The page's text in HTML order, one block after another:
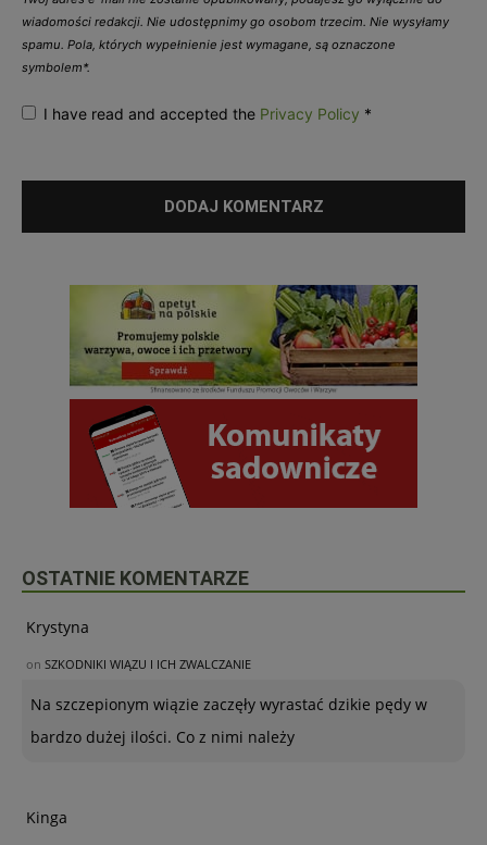
wiadomości redakcji. Nie udostępnimy go osobom trzecim. Nie wysyłamy
spamu. Pola, których wypełnienie jest wymagane, są oznaczone
symbolem*.
I have read and accepted the Privacy Policy *
OSTATNIE KOMENTARZE
Krystyna
on SZKODNIKI WIĄZU I ICH ZWALCZANIE
Na szczepionym wiązie zaczęły wyrastać dzikie pędy w
bardzo dużej ilości. Co z nimi należy
Kinga